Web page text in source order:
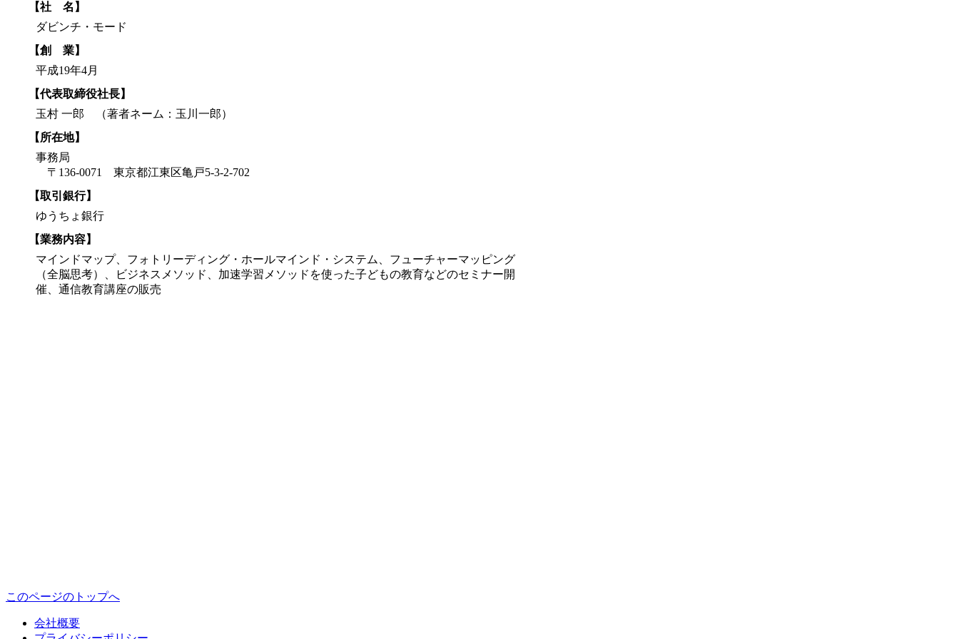
【社 名】
ダビンチ・モード
【創 業】
平成19年4月
【代表取締役社長】
玉村 一郎 （著者ネーム：玉川一郎）
【所在地】
事務局
〒136-0071 東京都江東区亀戸5-3-2-702
【取引銀行】
ゆうちょ銀行
【業務内容】
マインドマップ、フォトリーディング・ホールマインド・システム、フューチャーマッピング
（全脳思考）、ビジネスメソッド、加速学習メソッドを使った子どもの教育などのセミナー開
催、通信教育講座の販売
このページのトップへ
会社概要